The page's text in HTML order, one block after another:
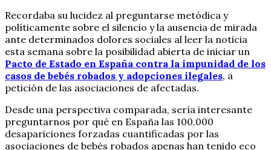
Recordaba su lucidez al preguntarse metódica y
políticamente sobre el silencio y la ausencia de mirada
ante determinados dolores sociales al leer la noticia
esta semana sobre la posibilidad abierta de iniciar un
Pacto de Estado en España contra la impunidad de los
casos de bebés robados y adopciones ilegales, a
petición de las asociaciones de afectadas.
Desde una perspectiva comparada, sería interesante
preguntarnos por qué en España las 100.000
desapariciones forzadas cuantificadas por las
asociaciones de bebés robados apenas han tenido eco